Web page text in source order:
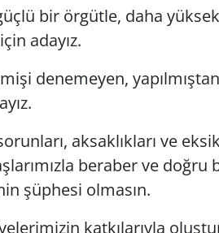
bir örgütle, daha
adayız.
denemeyen,
aksaklıkları ve
beraber ve
şüphesi olmasın.
katkılarıyla